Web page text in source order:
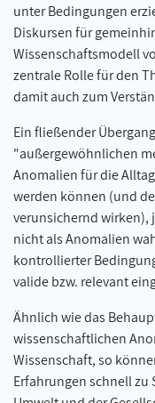
unter Bedingungen
Diskursen für
Wissenschaftsmodell
zentrale Rolle für den
damit auch zum
Ein fließender
"außergewöhnlichen
Anomalien für die
werden können (und
verunsichernd wirken),
nicht als Anomalien
kontrollierter
valide bzw. relevant
Ähnlich wie das
wissenschaftlichen
Wissenschaft, so
Erfahrungen schnell